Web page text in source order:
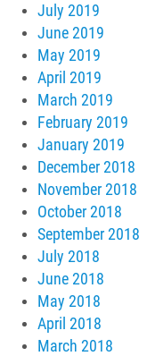
July 2019
June 2019
May 2019
April 2019
March 2019
February 2019
January 2019
December 2018
November 2018
October 2018
September 2018
July 2018
June 2018
May 2018
April 2018
March 2018